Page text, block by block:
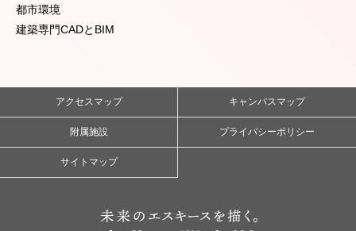
都市環境
建築専門CADとBIM
アクセスマップ キャンパスマップ
附属施設 プライバシーポリシー
サイトマップ